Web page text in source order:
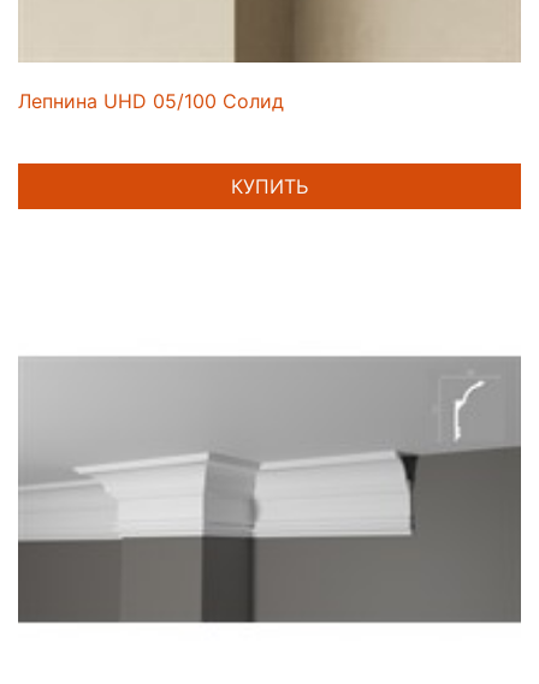
Лепнина UHD 05/100 Солид
КУПИТЬ